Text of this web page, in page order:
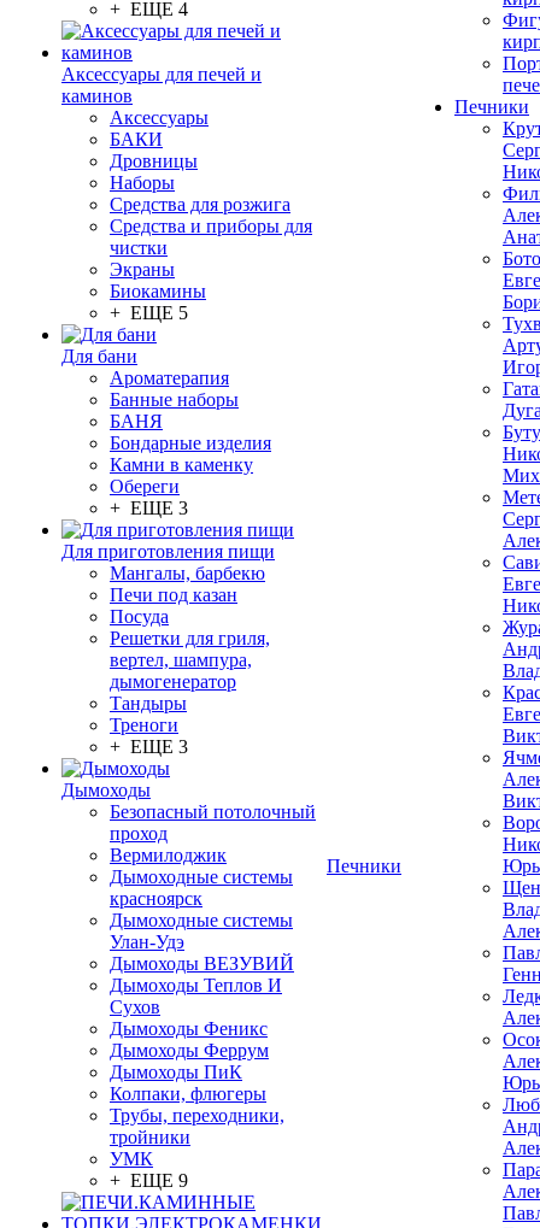
+ ЕЩЕ 4
Аксессуары для печей и
каминов
Аксессуары
БАКИ
Дровницы
Наборы
Средства для розжига
Средства и приборы для
чистки
Экраны
Биокамины
+ ЕЩЕ 5
Для бани
Ароматерапия
Банные наборы
БАНЯ
Бондарные изделия
Камни в каменку
Обереги
+ ЕЩЕ 3
Для приготовления пищи
Мангалы, барбекю
Печи под казан
Посуда
Решетки для гриля,
вертел, шампура,
дымогенератор
Тандыры
Треноги
+ ЕЩЕ 3
Дымоходы
Безопасный потолочный
проход
Вермилоджик
Дымоходные системы
красноярск
Дымоходные системы
Улан-Удэ
Дымоходы ВЕЗУВИЙ
Дымоходы Теплов И
Сухов
Дымоходы Феникс
Дымоходы Феррум
Дымоходы ПиК
Колпаки, флюгеры
Трубы, переходники,
тройники
УМК
+ ЕЩЕ 9
Печники
Печники